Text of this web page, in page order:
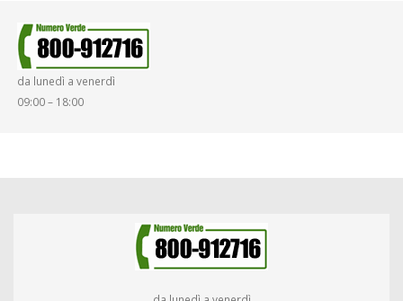
da lunedì a venerdì
09:00 – 18:00